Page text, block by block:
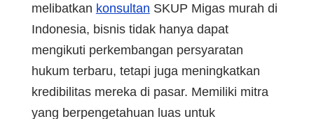
melibatkan konsultan SKUP Migas murah di
Indonesia, bisnis tidak hanya dapat
mengikuti perkembangan persyaratan
hukum terbaru, tetapi juga meningkatkan
kredibilitas mereka di pasar. Memiliki mitra
yang berpengetahuan luas untuk